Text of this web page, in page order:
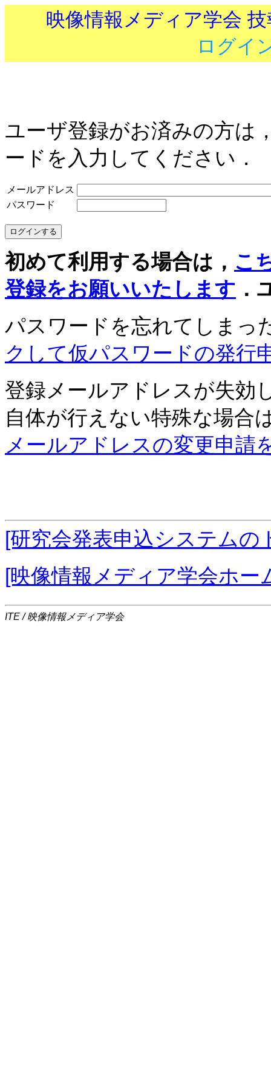
映像情報メディア学会
ログイ
ユーザ登録がお済みの方は
ードを入力してください．
メールアドレス
パスワード
初めて利用する場合は， こ
登録をお願いいたします ．
パスワードを忘れてしまっ
クして仮パスワードの発行
登録メールアドレスが失効
自体が行えない特殊な場合
メールアドレスの変更申請
[研究会発表申込システム
[映像情報メディア学会ホー
ITE / 映像情報メディア学会